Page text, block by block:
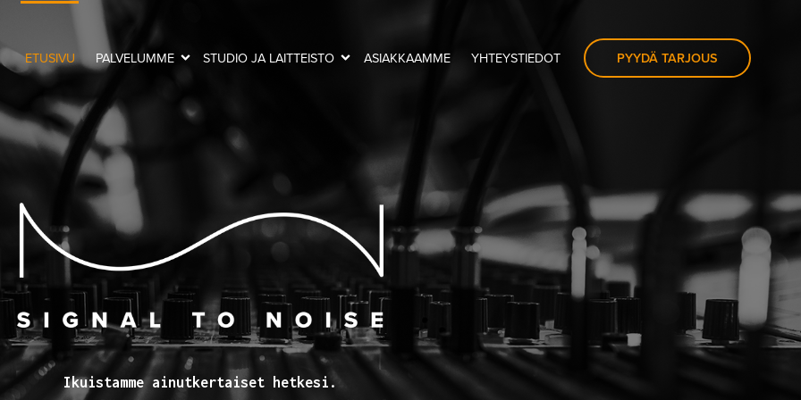
PYYDÄ TARJOUS
ETUSIVU PALVELUMME STUDIO JA LAITTEISTO ASIAKKAAMME YHTEYSTIEDOT
Ikuistamme ainutkertaiset hetkesi.